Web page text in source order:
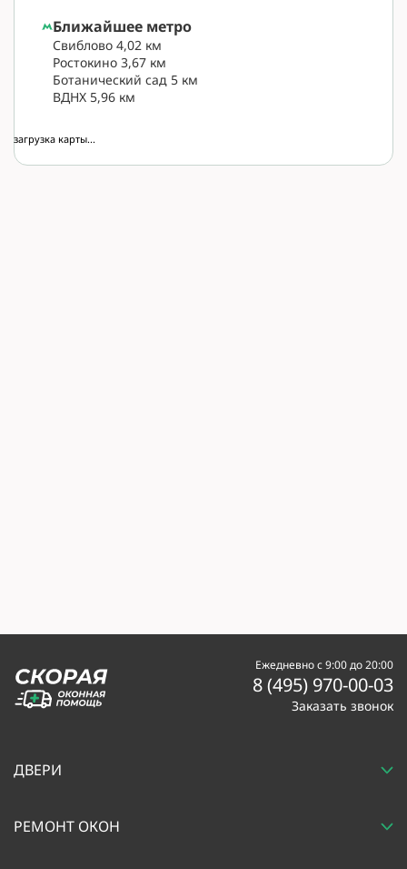
Ближайшее метро
Свиблово 4,02 км
Ростокино 3,67 км
Ботанический сад 5 км
ВДНХ 5,96 км
загрузка карты...
Ежедневно с 9:00 до 20:00
8 (495) 970-00-03
Заказать звонок
ДВЕРИ
РЕМОНТ ОКОН